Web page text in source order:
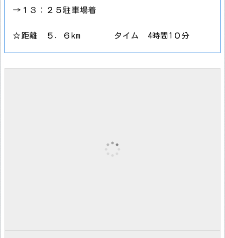
→１３：２５駐車場着
☆距離 ５．６km タイム 4時間1０分